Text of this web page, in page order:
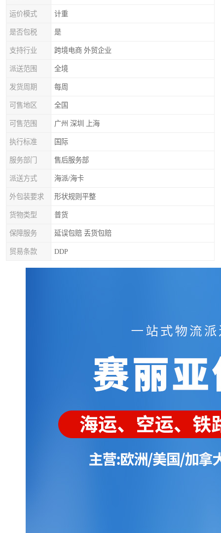
运价模式 计重
是否包税 是
支持行业 跨境电商 外贸企业
派送范围 全境
发货周期 每周
可售地区 全国
可售范围 广州 深圳 上海
执行标准 国际
服务部门 售后服务部
派送方式 海派/海卡
外包装要求 形状规则平整
货物类型 普货
保障服务 延误包赔 丢货包赔
贸易条款 DDP